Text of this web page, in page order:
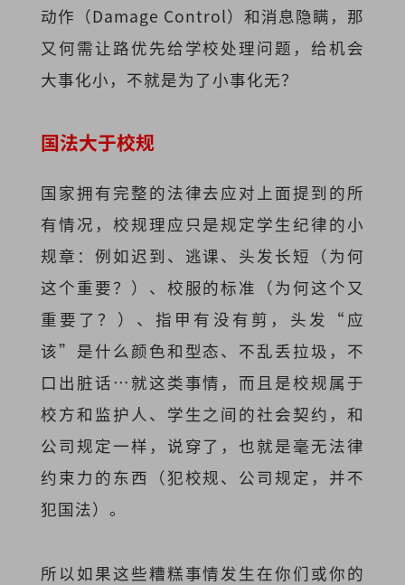
动作（Damage Control）和消息隐瞒，那
又何需让路优先给学校处理问题，给机会
大事化小，不就是为了小事化无？
国法大于校规
国家拥有完整的法律去应对上面提到的所
有情况，校规理应只是规定学生纪律的小
规章：例如迟到、逃课、头发长短（为何
这个重要？）、校服的标准（为何这个又
重要了？）、指甲有没有剪，头发“应
该”是什么颜色和型态、不乱丢拉圾，不
口出脏话…就这类事情，而且是校规属于
校方和监护人、学生之间的社会契约，和
公司规定一样，说穿了，也就是毫无法律
约束力的东西（犯校规、公司规定，并不
犯国法）。
所以如果这些糟糕事情发生在你们或你的